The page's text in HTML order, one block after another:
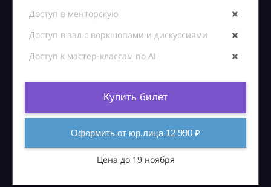
Доступ в менторскую
Доступ в зал с воркшопами и дискуссиями
Доступ к мастер-классам по AI
Купить билет
Оформить от юр.лица 12 990 ₽
Цена до 19 ноября